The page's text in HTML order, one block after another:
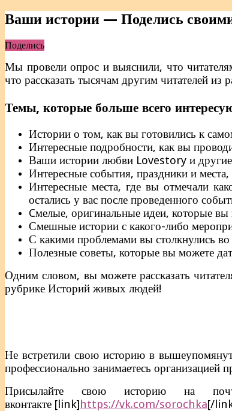
Ваши истории — Поделись
Поделись
Мы провели опрос и выяснили, что
что рассказать тысячам другим читателей
Темы, которые больше всего
Истории о том, как вы готовились к
Интересные подробности, как вы
Ваши истории любви Lovestory и другие
Интересные события, праздники и места,
Интересные места, где вы отмечали
остались у вас после проведенного
Cмелые, оригинальные идеи, которые
Смешные истории с какого-либо
С какими проблемами вы столкнулись
Полезные советы, которые вы можете
Одним словом, вы можете рассказать
рубрике Историй живых людей!
Не встретили свою историю в
профессионально занимаетесь
Присылайте свою историю на
вконтакте [link]https://vk.com/sorochka[/